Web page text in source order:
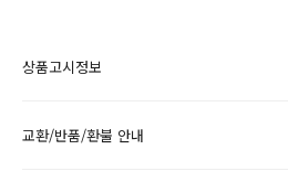
상품고시정보
교환/반품/환불 안내